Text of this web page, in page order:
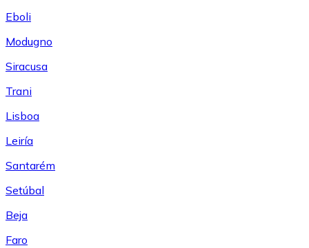
Eboli
Modugno
Siracusa
Trani
Lisboa
Leiría
Santarém
Setúbal
Beja
Faro